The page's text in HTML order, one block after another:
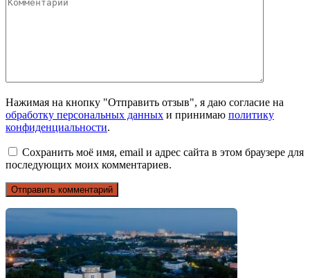
Нажимая на кнопку "Отправить отзыв", я даю согласие на
обработку персональных данных и принимаю политику
конфиденциальности.
Сохранить моё имя, email и адрес сайта в этом браузере для
последующих моих комментариев.